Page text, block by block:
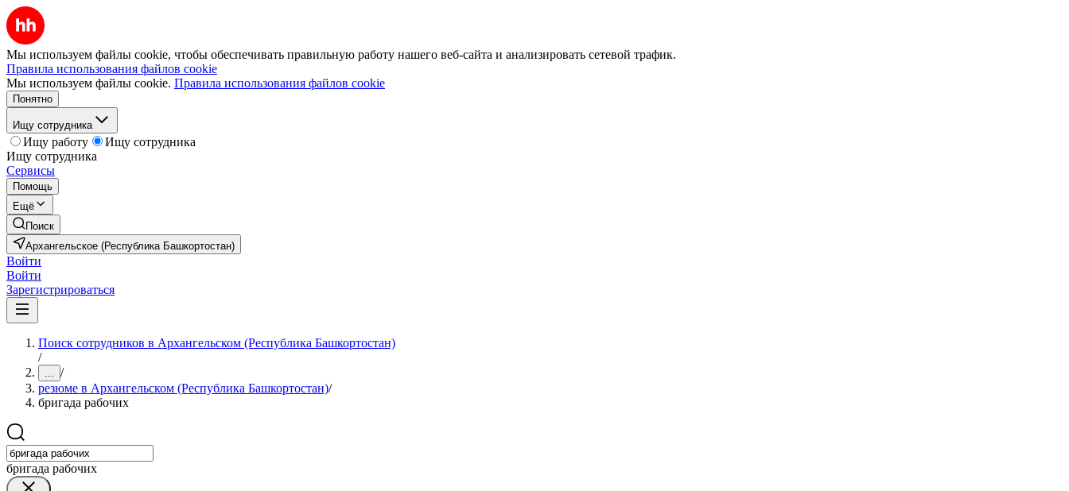
Мы используем файлы cookie, чтобы обеспечивать правильную работу нашего веб-сайта и анализировать сетевой трафик.
Правила использования файлов cookie
Мы используем файлы cookie. Правила использования файлов cookie
Понятно
Ищу сотрудника
Ищу работу
Ищу сотрудника
Ищу сотрудника
Сервисы
Помощь
Ещё
Поиск
Архангельское (Республика Башкортостан)
Войти
Войти
Зарегистрироваться
Поиск сотрудников в Архангельском (Республика Башкортостан)
/
... /
резюме в Архангельском (Республика Башкортостан)/
бригада рабочих
бригада рабочих